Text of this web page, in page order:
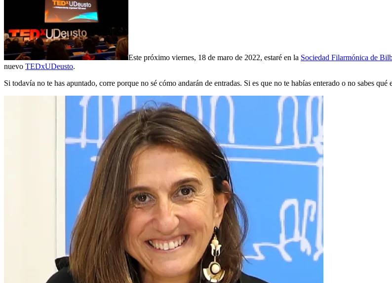
Este próximo viernes, 18 de maro de 2022, estaré en la Sociedad Filarmónica de
nuevo TEDxUDeusto.
Si todavía no te has apuntado, corre porque no sé cómo andarán de entradas. Si es que no te habías enterado o no sabes